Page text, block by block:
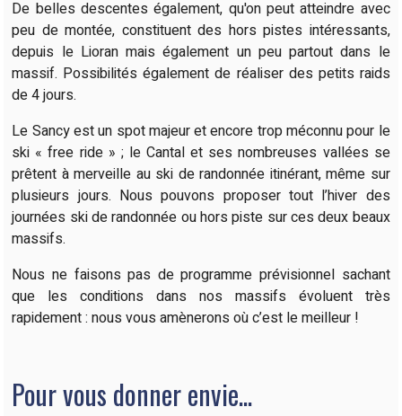
De belles descentes également, qu'on peut atteindre avec
peu de montée, constituent des hors pistes intéressants,
depuis le Lioran mais également un peu partout dans le
massif. Possibilités également de réaliser des petits raids
de 4 jours.
Le Sancy est un spot majeur et encore trop méconnu pour le
ski « free ride » ; le Cantal et ses nombreuses vallées se
prêtent à merveille au ski de randonnée itinérant, même sur
plusieurs jours. Nous pouvons proposer tout l’hiver des
journées ski de randonnée ou hors piste sur ces deux beaux
massifs.
Nous ne faisons pas de programme prévisionnel sachant
que les conditions dans nos massifs évoluent très
rapidement : nous vous amènerons où c’est le meilleur !
Pour vous donner envie...